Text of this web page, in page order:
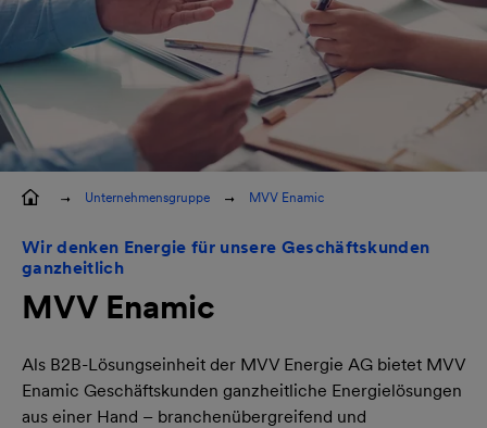
Unternehmensgruppe MVV Enamic
Wir denken Energie für unsere Geschäftskunden
ganzheitlich
MVV Enamic
Als B2B-Lösungseinheit der MVV Energie AG bietet MVV
Enamic Geschäftskunden ganzheitliche Energielösungen
aus einer Hand – branchenübergreifend und